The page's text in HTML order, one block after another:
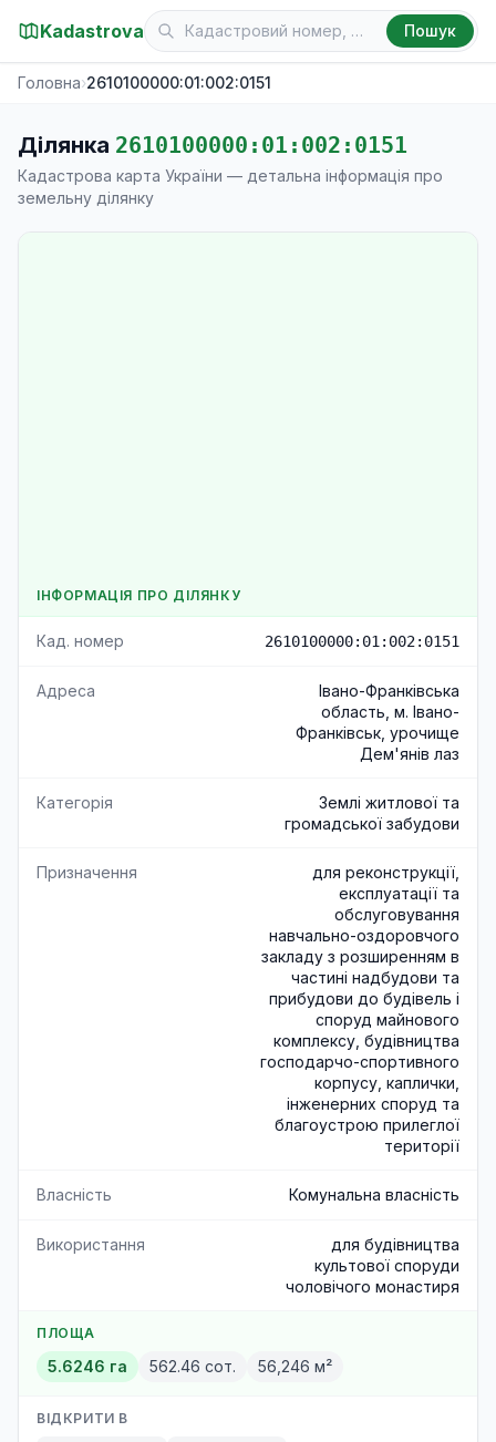
Kadastrova Пошук
Головна›2610100000:01:002:0151
Ділянка 2610100000:01:002:0151
Кадастрова карта України — детальна інформація про
земельну ділянку
ІНФОРМАЦІЯ ПРО ДІЛЯНКУ
Кад. номер 2610100000:01:002:0151
Адреса
Івано-Франківська
область, м. Івано-
Франківськ, урочище
Дем'янів лаз
Категорія
Землі житлової та
громадської забудови
Призначення
для реконструкції,
експлуатації та
обслуговування
навчально-оздоровчого
закладу з розширенням в
частині надбудови та
прибудови до будівель і
споруд майнового
комплексу, будівництва
господарчо-спортивного
корпусу, каплички,
інженерних споруд та
благоустрою прилеглої
території
Власність Комунальна власність
Використання
для будівництва
культової споруди
чоловічого монастиря
ПЛОЩА
5.6246 га 562.46 сот. 56,246 м²
ВІДКРИТИ В